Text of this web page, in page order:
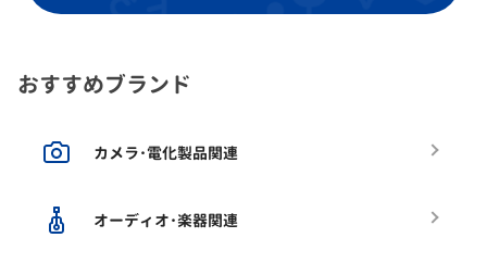
おすすめブランド
カメラ･電化製品関連
オーディオ･楽器関連